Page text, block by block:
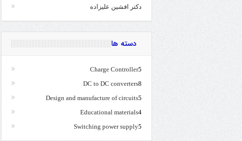
دکتر افشین علیزاده
دسته ها
Charge Controller5
DC to DC converters8
Design and manufacture of circuits5
Educational materials4
Switching power supply5